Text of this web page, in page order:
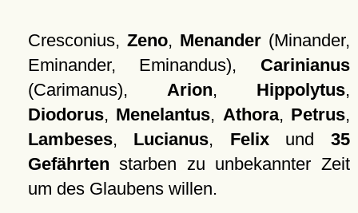
Cresconius, Zeno, Menander(Minander,
Eminander, Eminandus), Carinianus
(Carimanus), Arion, Hippolytus,
Diodorus, Menelantus, Athora, Petrus,
Lambeses, Lucianus, Felixund 35
Gefährten starben zu unbekannter Zeit
um des Glaubens willen.